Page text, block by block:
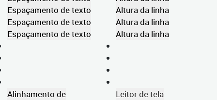
Espaçamento de texto
Espaçamento de texto
Espaçamento de texto
Altura da linha
Altura da linha
Altura da linha
Alinhamento de
Leitor de tela